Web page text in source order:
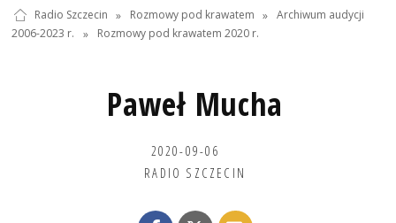
Radio Szczecin » Rozmowy pod krawatem » Archiwum audycji
2006-2023 r.
» Rozmowy pod krawatem 2020 r.
Paweł Mucha
2020-09-06
RADIO SZCZECIN